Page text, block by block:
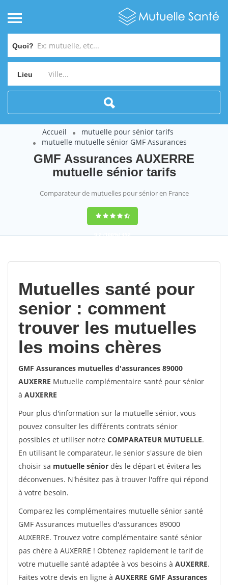
Quoi?
Lieu
Accueil
mutuelle pour sénior tarifs
mutuelle mutuelle sénior GMF Assurances
GMF Assurances AUXERRE
mutuelle sénior tarifs
Comparateur de mutuelles pour sénior en France
9,2(100%)452
Mutuelles santé pour
senior : comment
trouver les mutuelles
les moins chères
GMF Assurances mutuelles d'assurances 89000
AUXERRE Mutuelle complémentaire santé pour sénior
à AUXERRE
Pour plus d'information sur la mutuelle sénior, vous
pouvez consulter les différents contrats sénior
possibles et utiliser notre COMPARATEUR MUTUELLE.
En utilisant le comparateur, le senior s'assure de bien
choisir sa mutuelle sénior dès le départ et évitera les
déconvenues. N'hésitez pas à trouver l'offre qui répond
à votre besoin.
Comparez les complémentaires mutuelle sénior santé
GMF Assurances mutuelles d'assurances 89000
AUXERRE. Trouvez votre complémentaire santé sénior
pas chère à AUXERRE ! Obtenez rapidement le tarif de
votre mutuelle santé adaptée à vos besoins à AUXERRE.
Faites votre devis en ligne à AUXERRE GMF Assurances